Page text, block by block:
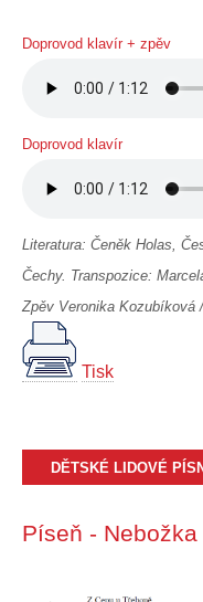
Doprovod klavír + zpěv
Doprovod klavír
Literatura: Čeněk Holas,
Čechy. Transpozice:
Zpěv Veronika Kozubíková
Tisk
DĚTSKÉ LIDOVÉ
Píseň -